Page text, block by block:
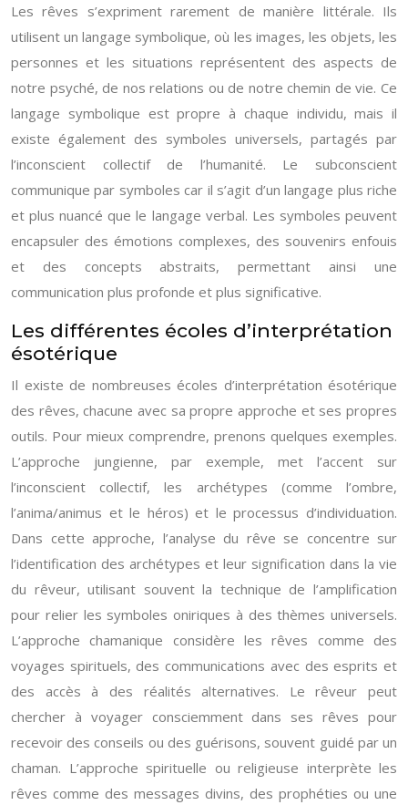
Les rêves s’expriment rarement de manière littérale. Ils
utilisent un langage symbolique, où les images, les objets, les
personnes et les situations représentent des aspects de
notre psyché, de nos relations ou de notre chemin de vie. Ce
langage symbolique est propre à chaque individu, mais il
existe également des symboles universels, partagés par
l’inconscient collectif de l’humanité. Le subconscient
communique par symboles car il s’agit d’un langage plus riche
et plus nuancé que le langage verbal. Les symboles peuvent
encapsuler des émotions complexes, des souvenirs enfouis
et des concepts abstraits, permettant ainsi une
communication plus profonde et plus significative.
Les différentes écoles d’interprétation
ésotérique
Il existe de nombreuses écoles d’interprétation ésotérique
des rêves, chacune avec sa propre approche et ses propres
outils. Pour mieux comprendre, prenons quelques exemples.
L’approche jungienne, par exemple, met l’accent sur
l’inconscient collectif, les archétypes (comme l’ombre,
l’anima/animus et le héros) et le processus d’individuation.
Dans cette approche, l’analyse du rêve se concentre sur
l’identification des archétypes et leur signification dans la vie
du rêveur, utilisant souvent la technique de l’amplification
pour relier les symboles oniriques à des thèmes universels.
L’approche chamanique considère les rêves comme des
voyages spirituels, des communications avec des esprits et
des accès à des réalités alternatives. Le rêveur peut
chercher à voyager consciemment dans ses rêves pour
recevoir des conseils ou des guérisons, souvent guidé par un
chaman. L’approche spirituelle ou religieuse interprète les
rêves comme des messages divins, des prophéties ou une